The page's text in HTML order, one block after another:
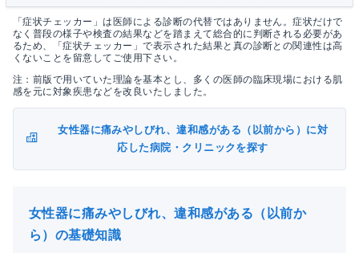
「症状チェッカー」は医師による診断の代替ではありません。症状だけで
なく普段の様子や検査の結果などを踏まえて総合的に判断される必要があ
るため、「症状チェッカー」で表示された結果と真の診断との関連性は高
くないことを留意してご使用下さい。
注：前版で用いていた理論を基本とし、多くの医師の臨床現場における肌
感を元に対象疾患などを改良いたしました。
女性器に痛みやしびれ、違和感がある（以前から）に対
応した病院・クリニックを探す
女性器に痛みやしびれ、違和感がある（以前か
ら）の基礎知識